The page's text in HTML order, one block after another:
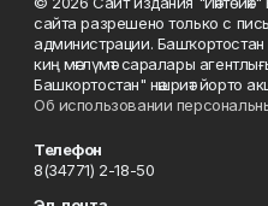
сайта разрешено только с
администрации.
киң мәғлүмәт саралары
Башкортостан" нәшриәт йорто
Об использовании
Телефон
8(34771) 2-18-50